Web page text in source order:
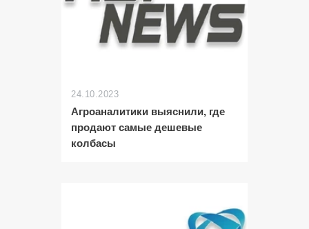
24.10.2023
Агроаналитики выяснили, где
продают самые дешевые
колбасы